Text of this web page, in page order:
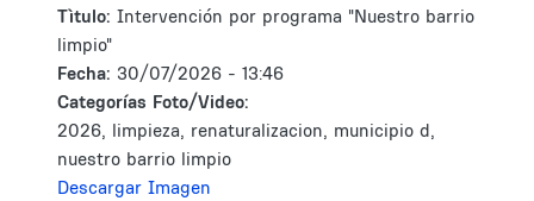
Tìtulo: Intervención por programa "Nuestro barrio
limpio"
Fecha: 30/07/2026 - 13:46
Categorías Foto/Video:
2026, limpieza, renaturalizacion, municipio d,
nuestro barrio limpio
Descargar Imagen